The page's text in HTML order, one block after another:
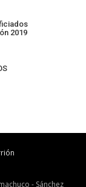
2019
- Sánchez